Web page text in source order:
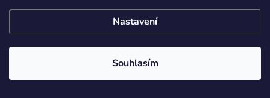
Nastavení
Souhlasím
rychlostní režimy, bezpečnostní alarm, prostorné a
pohodlné sedadlo...